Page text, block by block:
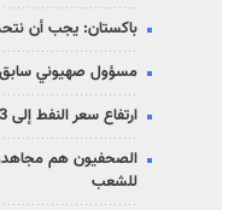
باكستان: يجب أن
مسؤول صهيوني
ارتفاع سعر النفط إلى 83 دولاراً و55 سنتاً للبرميل
الصحفيون هم
للشعب